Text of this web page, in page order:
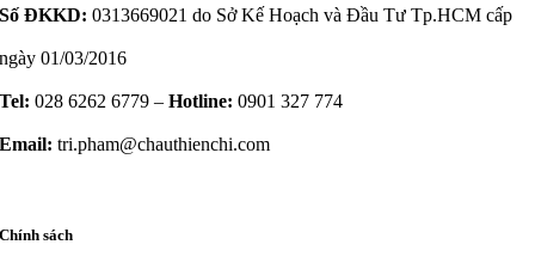
Số ĐKKD: 0313669021 do Sở Kế Hoạch và Đầu Tư Tp.HCM cấp
ngày 01/03/2016
Tel: 028 6262 6779 –Hotline: 0901 327 774
Email: tri.pham@chauthienchi.com
Chính sách